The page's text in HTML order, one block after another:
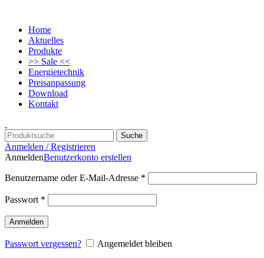
Home
Aktuelles
Produkte
>> Sale <<
Energietechnik
Preisanpassung
Download
Kontakt
Suche
Anmelden / Registrieren
AnmeldenBenutzerkonto erstellen
Benutzername oder E-Mail-Adresse *
Passwort *
Anmelden
Passwort vergessen?
Angemeldet bleiben